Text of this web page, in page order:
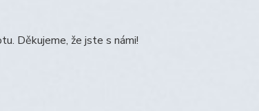
Děkujeme, že jste s námi!